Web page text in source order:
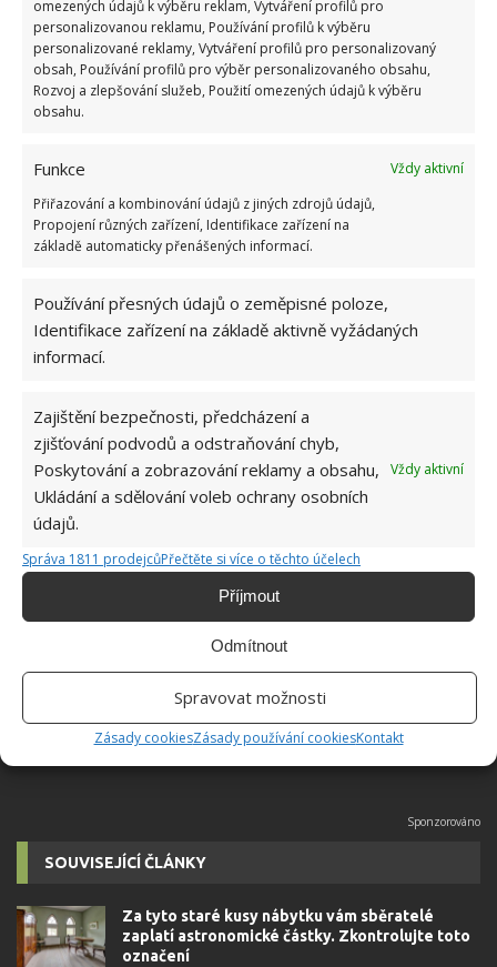
omezených údajů k výběru reklam, Vytváření profilů pro
personalizovanou reklamu, Používání profilů k výběru
personalizované reklamy, Vytváření profilů pro personalizovaný
obsah, Používání profilů pro výběr personalizovaného obsahu,
Rozvoj a zlepšování služeb, Použití omezených údajů k výběru
obsahu.
Funkce
Vždy aktivní
Přiřazování a kombinování údajů z jiných zdrojů údajů,
Propojení různých zařízení, Identifikace zařízení na
základě automaticky přenášených informací.
Používání přesných údajů o zeměpisné poloze,
Identifikace zařízení na základě aktivně vyžádaných
informací.
Zajištění bezpečnosti, předcházení a
zjišťování podvodů a odstraňování chyb,
Poskytování a zobrazování reklamy a obsahu,
Ukládání a sdělování voleb ochrany osobních
údajů.
Vždy aktivní
Správa 1811 prodejcůPřečtěte si více o těchto účelech
Příjmout
Odmítnout
Spravovat možnosti
Zásady cookiesZásady používání cookiesKontakt
Přidejte svůj názor
KOMENTOVAT
Jiří Kolář
univerzity, který je již od malička
SOUVISEJÍCÍ ČLÁNKY
Za tyto staré kusy nábytku vám sběratelé
zaplatí astronomické částky. Zkontrolujte toto
označení